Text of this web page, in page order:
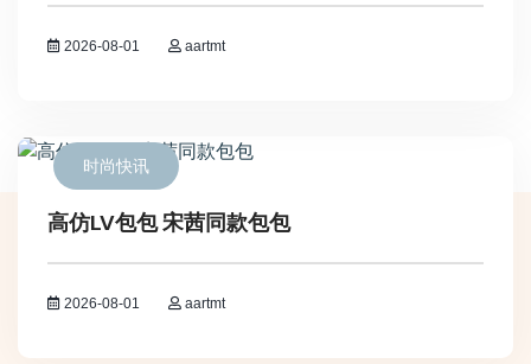
2026-08-01 aartmt
时尚快讯
高仿LV包包 宋茜同款包包
2026-08-01 aartmt